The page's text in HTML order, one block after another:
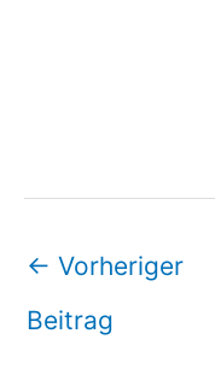
← Vorheriger
Beitrag